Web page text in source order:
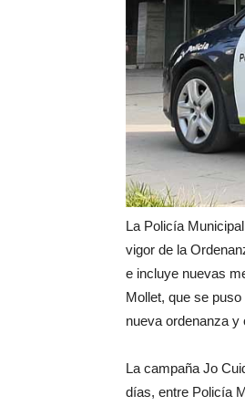
La Policía
vigor de la
e incluye nuevas
Mollet, que se
nueva ordenanza y
La campaña Jo
días, entre Policía